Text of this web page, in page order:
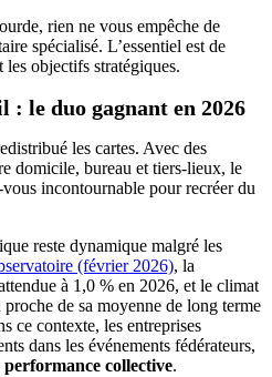
rien ne vous empêche de
spécialisé. L’essentiel est de
objectifs stratégiques.
: le duo gagnant en 2026
les cartes. Avec des
domicile, bureau et tiers-lieux, le
incontournable pour recréer du
reste dynamique malgré les
(février 2026), la
à 1,0 % en 2026, et le climat
de sa moyenne de long terme
ce contexte, les entreprises
dans les événements fédérateurs,
performance collective.